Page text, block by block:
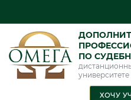
ПО
университете
ХОЧУ